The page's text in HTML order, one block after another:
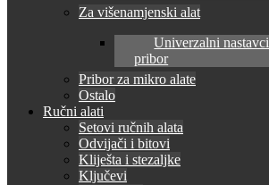
Za višenamjenski alat
Univerzalni nastavci
pribor
Pribor za mikro alate
Ostalo
Ručni alati
Setovi ručnih alata
Odvijači i bitovi
Kliješta i stezaljke
Ključevi